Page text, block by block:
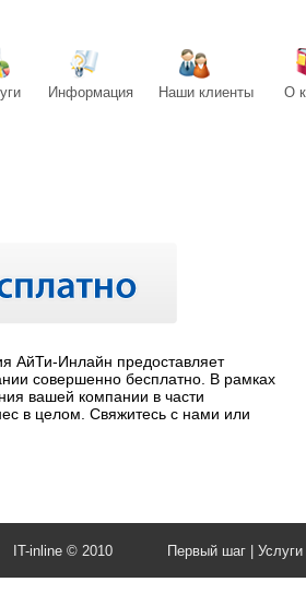
Информация Наши клиенты О
АйТи-Инлайн предоставляет
совершенно бесплатно. В рамках
вашей компании в части
в целом. Свяжитесь с нами или
IT-inline © 2010 Первый шаг Услуги